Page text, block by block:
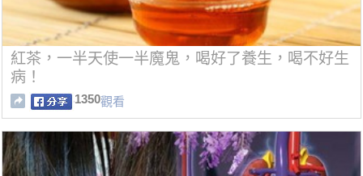
紅茶，一半天使一半魔鬼，喝好了養生，喝不好生
病！
1350觀看